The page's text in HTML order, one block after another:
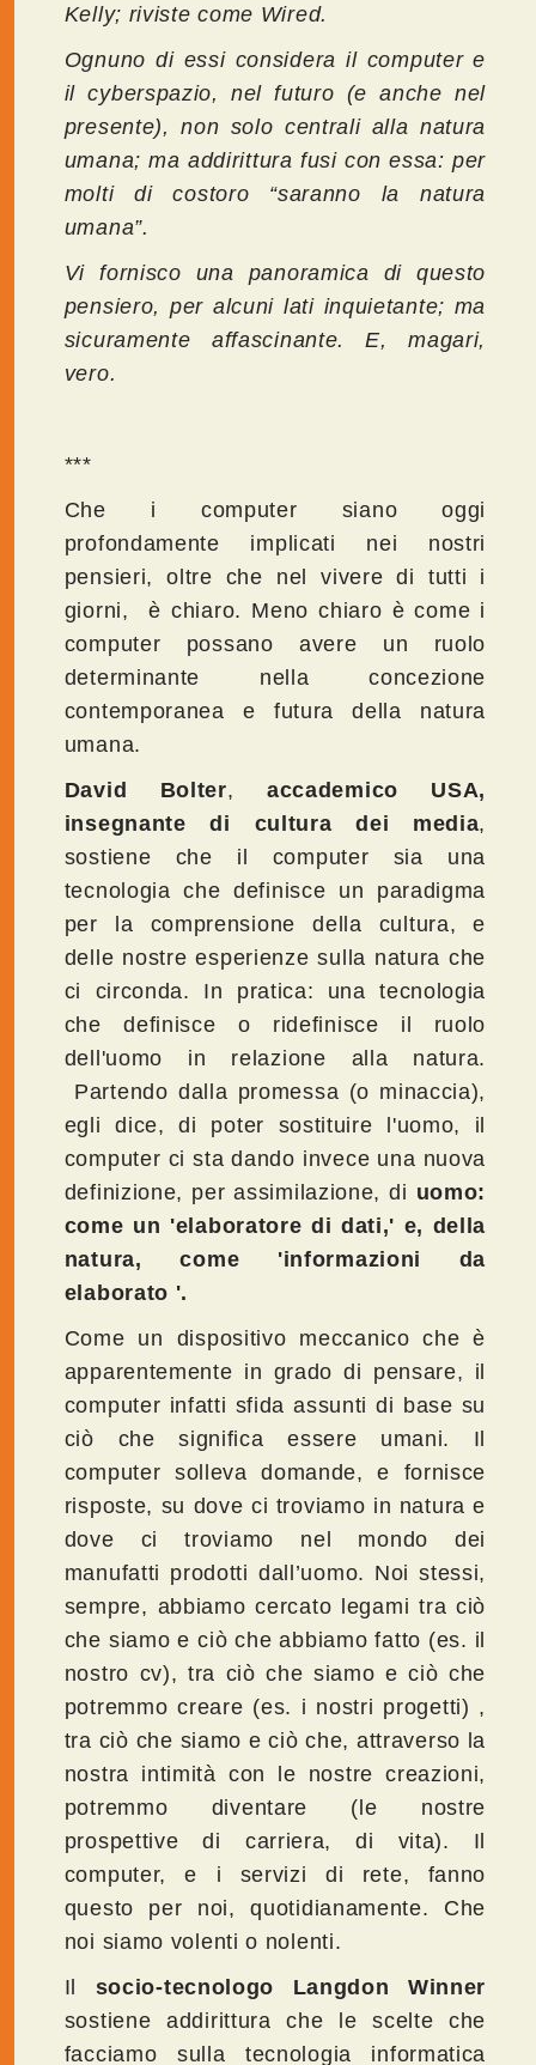
Kelly; riviste come Wired.
Ognuno di essi considera il computer e
il cyberspazio, nel futuro (e anche nel
presente), non solo centrali alla natura
umana; ma addirittura fusi con essa: per
molti di costoro “saranno la natura
umana”.
Vi fornisco una panoramica di questo
pensiero, per alcuni lati inquietante; ma
sicuramente affascinante. E, magari,
vero.
***
Che i computer siano oggi
profondamente implicati nei nostri
pensieri, oltre che nel vivere di tutti i
giorni, è chiaro. Meno chiaro è come i
computer possano avere un ruolo
determinante nella concezione
contemporanea e futura della natura
umana.
David Bolter, accademico USA,
insegnante di cultura dei media,
sostiene che il computer sia una
tecnologia che definisce un paradigma
per la comprensione della cultura, e
delle nostre esperienze sulla natura che
ci circonda. In pratica: una tecnologia
che definisce o ridefinisce il ruolo
dell'uomo in relazione alla natura.
Partendo dalla promessa (o minaccia),
egli dice, di poter sostituire l'uomo, il
computer ci sta dando invece una nuova
definizione, per assimilazione, di uomo:
come un 'elaboratore di dati,' e, della
natura, come 'informazioni da
elaborato '.
Come un dispositivo meccanico che è
apparentemente in grado di pensare, il
computer infatti sfida assunti di base su
ciò che significa essere umani. Il
computer solleva domande, e fornisce
risposte, su dove ci troviamo in natura e
dove ci troviamo nel mondo dei
manufatti prodotti dall’uomo. Noi stessi,
sempre, abbiamo cercato legami tra ciò
che siamo e ciò che abbiamo fatto (es. il
nostro cv), tra ciò che siamo e ciò che
potremmo creare (es. i nostri progetti) ,
tra ciò che siamo e ciò che, attraverso la
nostra intimità con le nostre creazioni,
potremmo diventare (le nostre
prospettive di carriera, di vita). Il
computer, e i servizi di rete, fanno
questo per noi, quotidianamente. Che
noi siamo volenti o nolenti.
Il socio-tecnologo Langdon Winner
sostiene addirittura che le scelte che
facciamo sulla tecnologia informatica